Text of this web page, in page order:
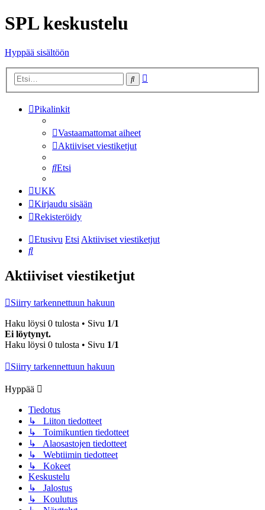
SPL keskustelu
Hyppää sisältöön
Etsi
Pikalinkit
Vastaamattomat aiheet
Aktiiviset viestiketjut
Etsi
UKK
Kirjaudu sisään
Rekisteröidy
Etusivu EtsiAktiiviset viestiketjut
Etsi
Aktiiviset viestiketjut
Siirry tarkennettuun hakuun
Haku löysi 0 tulosta • Sivu 1/1
Ei löytynyt.
Haku löysi 0 tulosta • Sivu 1/1
Siirry tarkennettuun hakuun
Hyppää
Tiedotus
↳ Liiton tiedotteet
↳ Toimikuntien tiedotteet
↳ Alaosastojen tiedotteet
↳ Webtiimin tiedotteet
↳ Kokeet
Keskustelu
↳ Jalostus
↳ Koulutus